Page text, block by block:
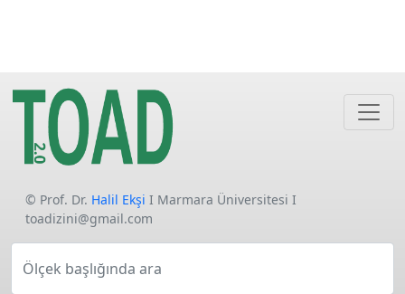
© Prof. Dr. Halil Ekşi I Marmara Üniversitesi I
toadizini@gmail.com
Ölçek başlığında ara